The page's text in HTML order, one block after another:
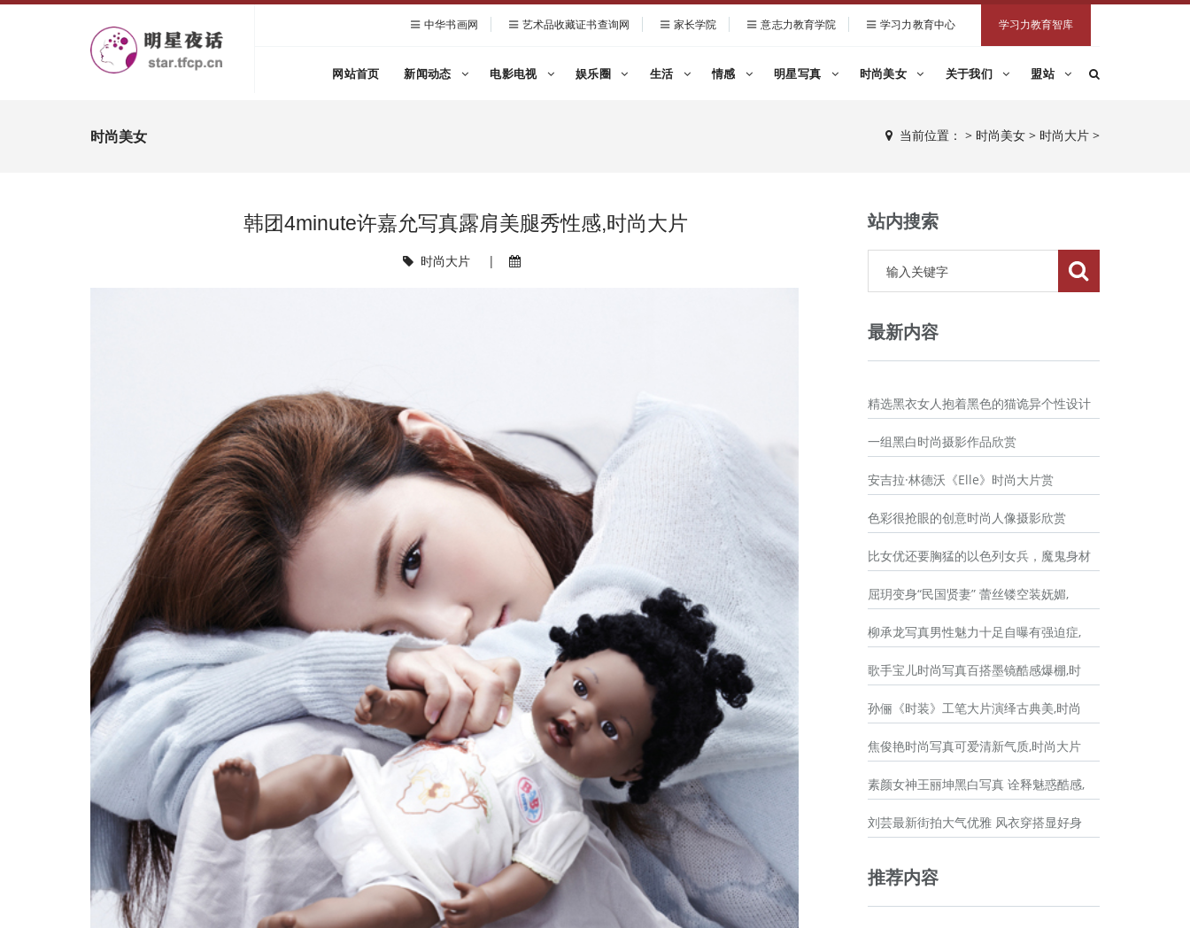
中华书画网 艺术品收藏证书查询网 家长学院 意志力教育学院 学习力教育中心 学习力教育智库
网站首页 新闻动态 电影电视 娱乐圈 生活 情感 明星写真 时尚美女 关于我们 盟站
时尚美女 当前位置： > 时尚美女 > 时尚大片 >
韩团4minute许嘉允写真露肩美腿秀性感,时尚大片
时尚大片 |
站内搜索
最新内容
精选黑衣女人抱着黑色的猫诡异个性设计
一组黑白时尚摄影作品欣赏
安吉拉·林德沃《Elle》时尚大片赏
色彩很抢眼的创意时尚人像摄影欣赏
比女优还要胸猛的以色列女兵，魔鬼身材
屈玥变身“民国贤妻” 蕾丝镂空装妩媚,
柳承龙写真男性魅力十足自曝有强迫症,
歌手宝儿时尚写真百搭墨镜酷感爆棚,时
孙俪《时装》工笔大片演绎古典美,时尚
焦俊艳时尚写真可爱清新气质,时尚大片
素颜女神王丽坤黑白写真 诠释魅惑酷感,
刘芸最新街拍大气优雅 风衣穿搭显好身
推荐内容